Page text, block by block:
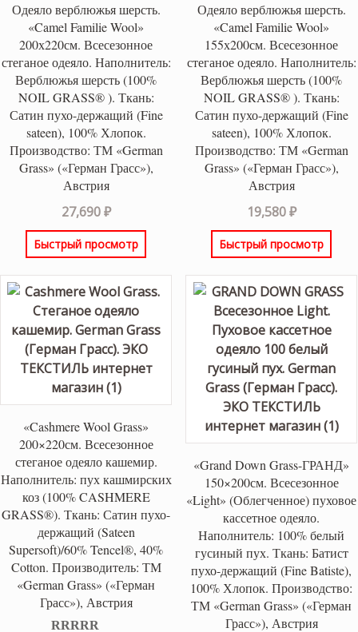
Одеяло верблюжья шерсть.
«Camel Familie Wool»
200х220см. Всесезонное
стеганое одеяло. Наполнитель:
Верблюжья шерсть (100%
NOIL GRASS® ). Ткань:
Сатин пухо-держащий (Fine
sateen), 100% Хлопок.
Производство: ТМ «German
Grass» («Герман Грасс»),
Австрия
27,690₽
Быстрый просмотр
Одеяло верблюжья шерсть.
«Camel Familie Wool»
155х200см. Всесезонное
стеганое одеяло. Наполнитель:
Верблюжья шерсть (100%
NOIL GRASS® ). Ткань:
Сатин пухо-держащий (Fine
sateen), 100% Хлопок.
Производство: ТМ «German
Grass» («Герман Грасс»),
Австрия
19,580₽
Быстрый просмотр
«Cashmere Wool Grass»
200×220см. Всесезонное
стеганое одеяло кашемир.
Наполнитель: пух кашмирских
коз (100% CASHMERE
GRASS®). Ткань: Сатин пухо-
держащий (Sateen
Supersoft)/60% Tencel®, 40%
Cotton. Производитель: ТМ
«German Grass» («Герман
Грасс»), Австрия
«Grand Down Grass-ГРАНД»
150×200см. Всесезонное
«Light» (Облегченное) пуховое
кассетное одеяло.
Наполнитель: 100% белый
гусиный пух. Ткань: Батист
пухо-держащий (Fine Batiste),
100% Хлопок. Производство:
ТМ «German Grass» («Герман
Грасс»), Австрия